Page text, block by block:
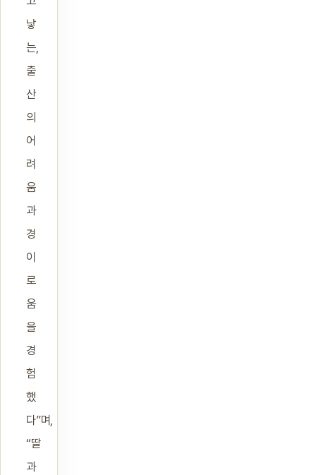
낳
는,
출
산
의
어
려
움
과
경
이
로
움
을
경
험
했
다”며,
“딸
과